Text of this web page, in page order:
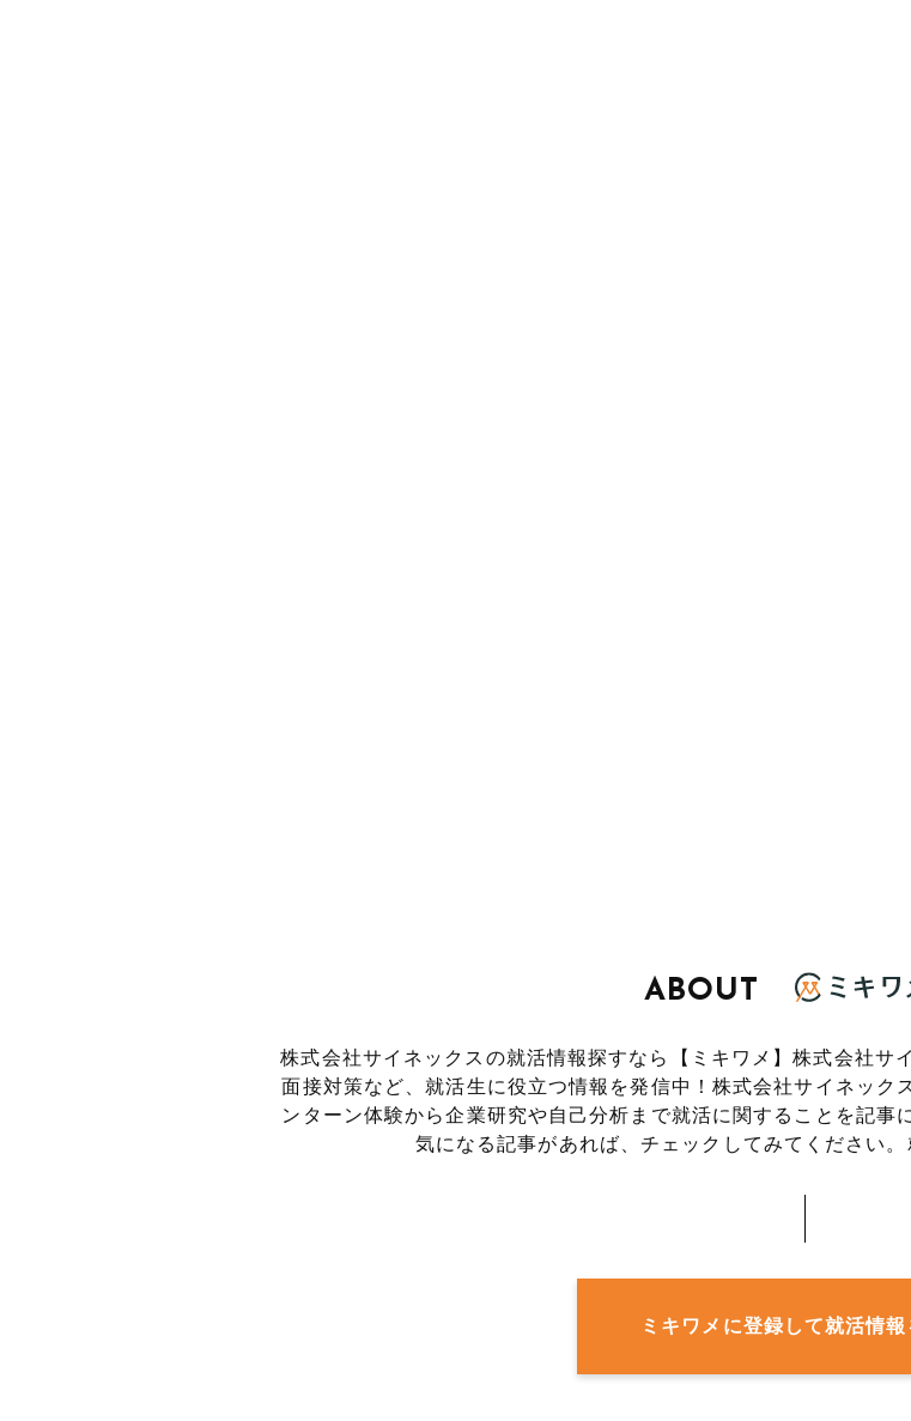
ABOUT
株式会社サイネックスの就活情報探すなら【ミキワメ】株式会社サ
面接対策など、就活生に役立つ情報を発信中！株式会社サイネック
ンターン体験から企業研究や自己分析まで就活に関することを記事
気になる記事があれば、チェックしてみてください。
ミキワメに登録して就活情報